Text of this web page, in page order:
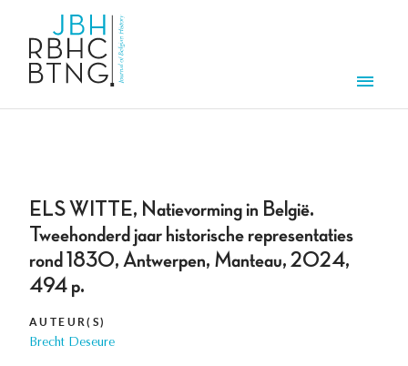
ELS WITTE, Natievorming in België.
Tweehonderd jaar historische representaties
rond 1830, Antwerpen, Manteau, 2024,
494 p.
AUTEUR(S)
Brecht Deseure